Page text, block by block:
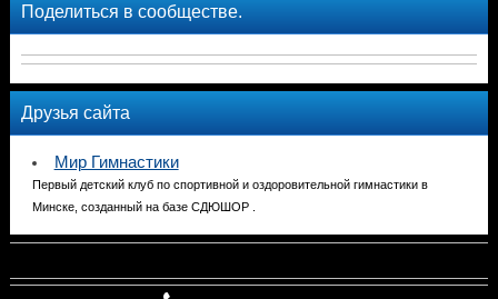
Поделиться в сообществе.
Друзья сайта
Мир Гимнастики
Первый детский клуб по спортивной и оздоровительной гимнастики в
Минске, созданный на базе СДЮШОР .